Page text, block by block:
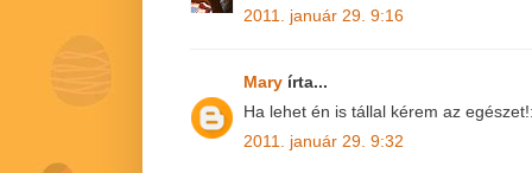
2011. január 29. 9:16
Mary írta...
Ha lehet én is tállal kérem az
2011. január 29. 9:32